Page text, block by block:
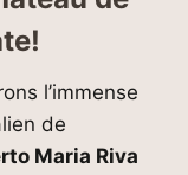
l’immense
de
Maria Riva